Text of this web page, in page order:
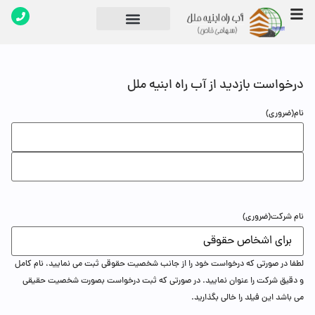
درخواست بازدید از آب راه ابنیه ملل
نام(ضروری)
نام شرکت(ضروری)
لطفا در صورتی که درخواست خود را از جانب شخصیت حقوقی ثبت می نمایید، نام کامل
و دقیق شرکت را عنوان نمایید. در صورتی که ثبت درخواست بصورت شخصیت حقیقی
می باشد این فیلد را خالی بگذارید.